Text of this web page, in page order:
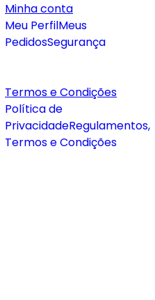
Minha conta
Meu PerfilMeus
PedidosSegurança
Termos e Condições
Política de
PrivacidadeRegulamentos,
Termos e Condições